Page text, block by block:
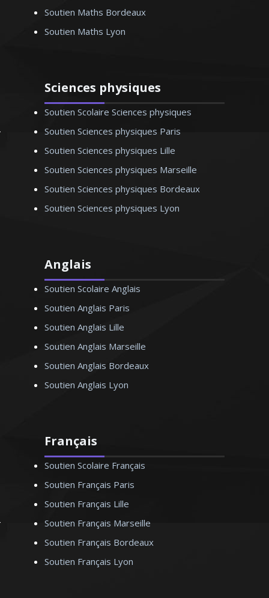
méthode d’enseignement combine la
Madame C. Camille – Professeur
d’arts appliqués - Paris
Soutien Maths Bordeaux
Soutien Maths Lyon
Sciences physiques
Soutien Scolaire Sciences physiques
Soutien Sciences physiques Paris
Soutien Sciences physiques Lille
Soutien Sciences physiques Marseille
Soutien Sciences physiques Bordeaux
Soutien Sciences physiques Lyon
Anglais
Soutien Scolaire Anglais
Soutien Anglais Paris
Soutien Anglais Lille
Soutien Anglais Marseille
Soutien Anglais Bordeaux
Soutien Anglais Lyon
Français
Soutien Scolaire Français
Soutien Français Paris
Soutien Français Lille
Soutien Français Marseille
Soutien Français Bordeaux
Soutien Français Lyon